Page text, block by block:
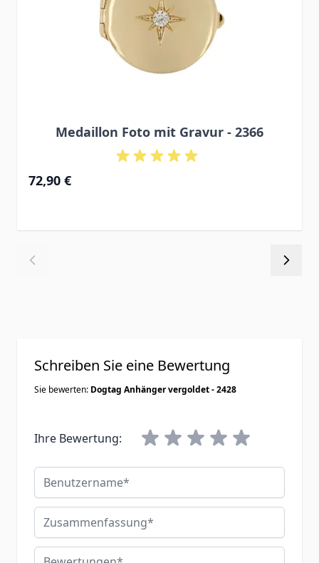
Medaillon Foto mit Gravur - 2366
72,90 €
Schreiben Sie eine Bewertung
Sie bewerten: Dogtag Anhänger vergoldet - 2428
Ihre Bewertung:
Benutzername
Zusammenfassung
Bewertungen